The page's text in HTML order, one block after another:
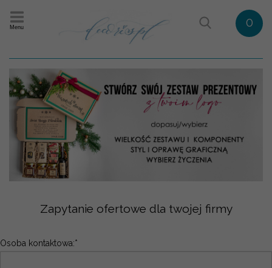
Menu 0
Zapytanie ofertowe dla twojej firmy
Osoba kontaktowa:*